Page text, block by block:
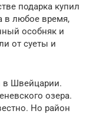
подарка купил
в любое время,
особняк и
от суеты и
в Швейцарии.
озера.
Но район